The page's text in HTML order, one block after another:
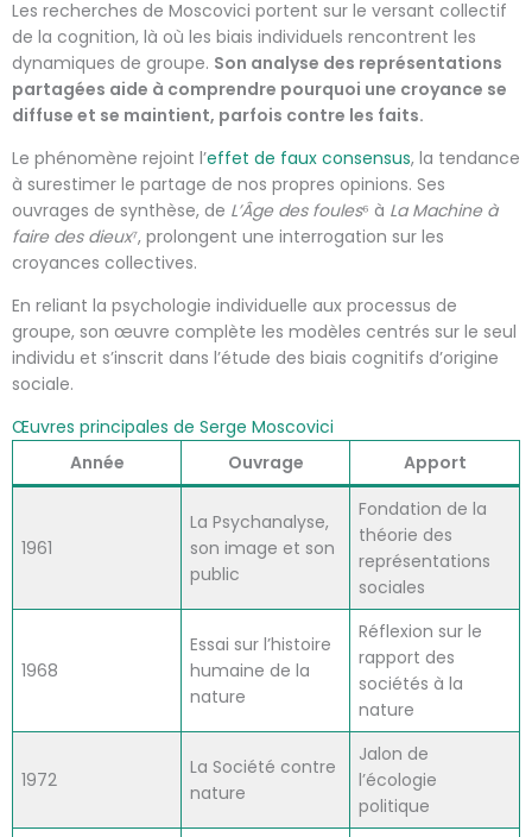
Les recherches de Moscovici portent sur le versant collectif
de la cognition, là où les biais individuels rencontrent les
dynamiques de groupe. Son analyse des représentations
partagées aide à comprendre pourquoi une croyance se
diffuse et se maintient, parfois contre les faits.
Le phénomène rejoint l’effet de faux consensus, la tendance
à surestimer le partage de nos propres opinions. Ses
ouvrages de synthèse, de L’Âge des foules⁶ à La Machine à
faire des dieux⁷, prolongent une interrogation sur les
croyances collectives.
En reliant la psychologie individuelle aux processus de
groupe, son œuvre complète les modèles centrés sur le seul
individu et s’inscrit dans l’étude des biais cognitifs d’origine
sociale.
Œuvres principales de Serge Moscovici
Année
Ouvrage Apport
1961
La Psychanalyse,
son image et son
public
Fondation de la
théorie des
représentations
sociales
1968
Essai sur l’histoire
humaine de la
nature
Réflexion sur le
rapport des
sociétés à la
nature
1972
La Société contre
nature
Jalon de
l’écologie
politique